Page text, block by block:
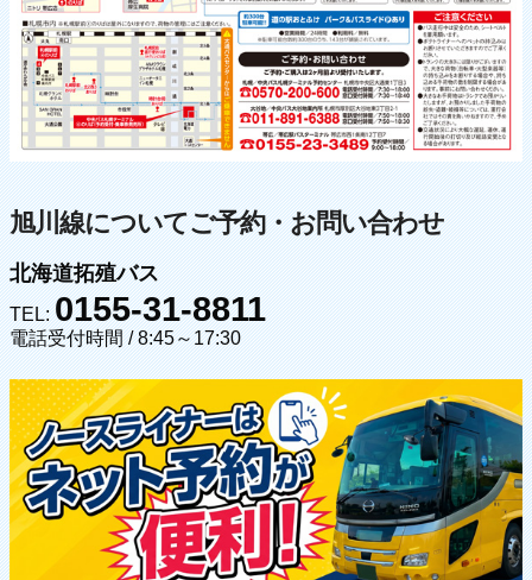
旭川線についてご予約・お問い合わせ
北海道拓殖バス
TEL:0155-31-8811
電話受付時間 / 8:45～17:30